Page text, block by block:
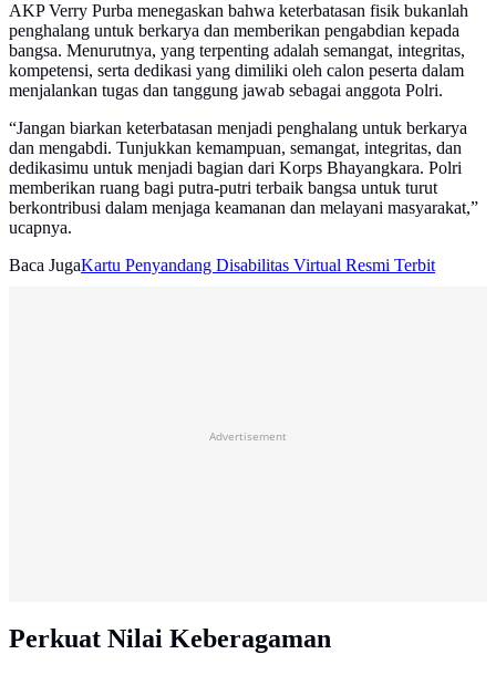
AKP Verry Purba menegaskan bahwa keterbatasan fisik bukanlah
penghalang untuk berkarya dan memberikan pengabdian kepada
bangsa. Menurutnya, yang terpenting adalah semangat, integritas,
kompetensi, serta dedikasi yang dimiliki oleh calon peserta dalam
menjalankan tugas dan tanggung jawab sebagai anggota Polri.
“Jangan biarkan keterbatasan menjadi penghalang untuk berkarya
dan mengabdi. Tunjukkan kemampuan, semangat, integritas, dan
dedikasimu untuk menjadi bagian dari Korps Bhayangkara. Polri
memberikan ruang bagi putra-putri terbaik bangsa untuk turut
berkontribusi dalam menjaga keamanan dan melayani masyarakat,”
ucapnya.
Baca JugaKartu Penyandang Disabilitas Virtual Resmi Terbit
Advertisement
Perkuat Nilai Keberagaman